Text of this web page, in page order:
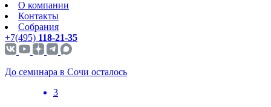
О компании
Контакты
Собрания
+7(495) 118-21-35
До семинара в Сочи осталось
3